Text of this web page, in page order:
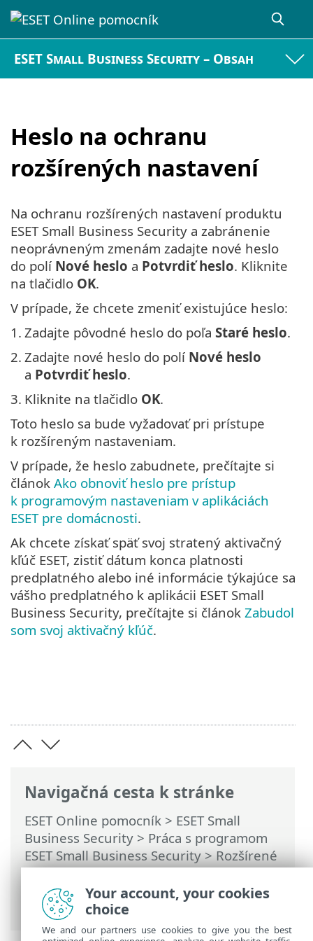
ESET Small Business Security – Obsah
Heslo na ochranu
rozšírených nastavení
Navigačná cesta k stránke
ESET Online pomocník > ESET Small
Business Security > Práca s programom
ESET Small Business Security>Rozšírené
nastavenia>Používateľské rozhranie>
Nastavenia prístupu> Heslo na ochranu
rozšírených nastavení
Na ochranu rozšírených nastavení produktu
ESET Small Business Security a zabránenie
neoprávneným zmenám zadajte nové heslo
do polí Nové heslo a Potvrdiť heslo. Kliknite
na tlačidlo OK.
V prípade, že chcete zmeniť existujúce heslo:
1. Zadajte pôvodné heslo do poľa Staré heslo.
2. Zadajte nové heslo do polí Nové heslo
a Potvrdiť heslo.
3. Kliknite na tlačidlo OK.
Toto heslo sa bude vyžadovať pri prístupe
k rozšíreným nastaveniam.
V prípade, že heslo zabudnete, prečítajte si
článok Ako obnoviť heslo pre prístup
k programovým nastaveniam v aplikáciách
ESET pre domácnosti.
Ak chcete získať späť svoj stratený aktivačný
kľúč ESET, zistiť dátum konca platnosti
predplatného alebo iné informácie týkajúce sa
vášho predplatného k aplikácii ESET Small
Business Security, prečítajte si článok Zabudol
som svoj aktivačný kľúč.
Your account, your cookies
choice
We and our partners use cookies to give you the best